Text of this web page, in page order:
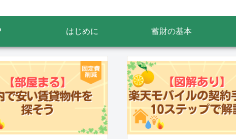
はじめに 蓄財の基本